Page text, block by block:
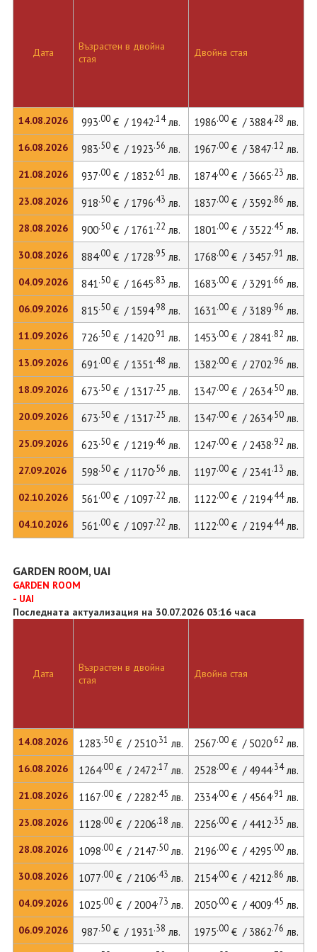
Дата
14.08.2026
16.08.2026
21.08.2026
23.08.2026
28.08.2026
30.08.2026
04.09.2026
06.09.2026
11.09.2026
13.09.2026
18.09.2026
20.09.2026
25.09.2026
27.09.2026
02.10.2026
04.10.2026
Възрастен в двойна
стая
Двойна стая
993.00€ / 1942.14лв. 1986.00€ / 3884.28 лв.
983.50€ / 1923.56 лв. 1967.00€ / 3847.12 лв.
937.00€ / 1832.61 лв. 1874.00€ / 3665.23 лв.
918.50€ / 1796.43 лв. 1837.00€ / 3592.86 лв.
900.50€ / 1761.22 лв. 1801.00€ / 3522.45 лв.
884.00€ / 1728.95 лв. 1768.00€ / 3457.91 лв.
841.50€ / 1645.83 лв. 1683.00€ / 3291.66 лв.
815.50€ / 1594.98 лв. 1631.00€ / 3189.96 лв.
726.50€ / 1420.91 лв. 1453.00€ / 2841.82 лв.
691.00€ / 1351.48 лв. 1382.00€ / 2702.96 лв.
673.50€ / 1317.25 лв. 1347.00€ / 2634.50лв.
673.50€ / 1317.25 лв. 1347.00€ / 2634.50лв.
623.50€ / 1219.46 лв. 1247.00€ / 2438.92 лв.
598.50€ / 1170.56 лв. 1197.00€ / 2341.13 лв.
561.00€ / 1097.22 лв. 1122.00€ / 2194.44лв.
561.00€ / 1097.22 лв. 1122.00€ / 2194.44лв.
GARDEN ROOM, UAI
GARDEN ROOM
- UAI
Последната актуализация на 30.07.2026 03:16 часа
Дата
14.08.2026
16.08.2026
21.08.2026
23.08.2026
28.08.2026
30.08.2026
04.09.2026
06.09.2026
Възрастен в двойна
стая
Двойна стая
1283.50€ / 2510.31 лв. 2567.00€ / 5020.62 лв.
1264.00€ / 2472.17 лв. 2528.00€ / 4944.34лв.
1167.00€ / 2282.45 лв. 2334.00€ / 4564.91 лв.
1128.00€ / 2206.18 лв. 2256.00€ / 4412.35 лв.
1098.00€ / 2147.50лв. 2196.00€ / 4295.00лв.
1077.00€ / 2106.43 лв. 2154.00€ / 4212.86 лв.
1025.00€ / 2004.73 лв. 2050.00€ / 4009.45 лв.
987.50€ / 1931.38 лв. 1975.00€ / 3862.76 лв.